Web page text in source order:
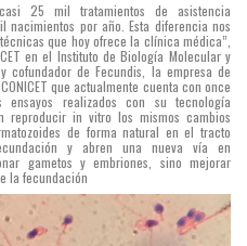
25 mil tratamientos de asistencia
por año. Esta diferencia nos
que hoy ofrece la clínica médica”,
en el Instituto de Biología Molecular y
cofundador de Fecundis, la empresa de
que actualmente cuenta con once
realizados con su tecnología
reproducir in vitro los mismos cambios
de forma natural en el tracto
y abren una nueva vía en
gametos y embriones, sino mejorar
la fecundación